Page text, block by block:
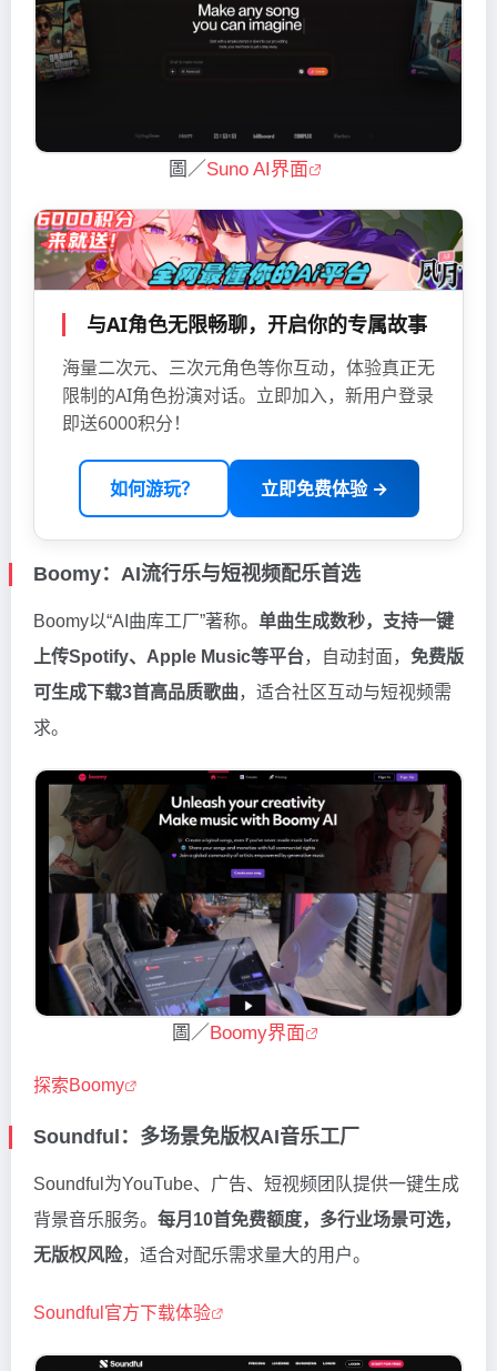
圖／Suno AI界面
与AI角色无限畅聊，开启你的专属故事
海量二次元、三次元角色等你互动，体验真正无
限制的AI角色扮演对话。立即加入，新用户登录
即送6000积分！
如何游玩？ 立即免费体验 →
Boomy：AI流行乐与短视频配乐首选
Boomy以“AI曲库工厂”著称。 单曲生成数秒，支持一键
上传Spotify、Apple Music等平台，自动封面， 免费版
可生成下载3首高品质歌曲，适合社区互动与短视频需
求。
圖／Boomy界面
探索Boomy
Soundful：多场景免版权AI音乐工厂
Soundful为YouTube、广告、短视频团队提供一键生成
背景音乐服务。 每月10首免费额度，多行业场景可选，
无版权风险，适合对配乐需求量大的用户。
Soundful官方下载体验